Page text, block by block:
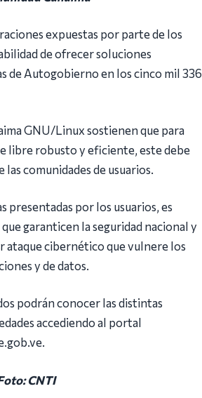
expuestas por parte de los
de ofrecer soluciones
de Autogobierno en los cinco mil 336
GNU/Linux sostienen que para
libre robusto y eficiente, este debe
comunidades de usuarios.
presentadas por los usuarios, es
garanticen la seguridad nacional y
ataque cibernético que vulnere los
y de datos.
podrán conocer las distintas
accediendo al portal
CNTI